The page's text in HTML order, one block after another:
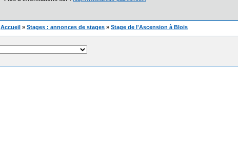
Accueil » Stages : annonces de stages » Stage de l'Ascension à Blois